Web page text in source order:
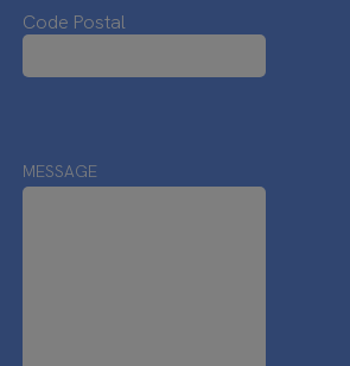
Code Postal
MESSAGE